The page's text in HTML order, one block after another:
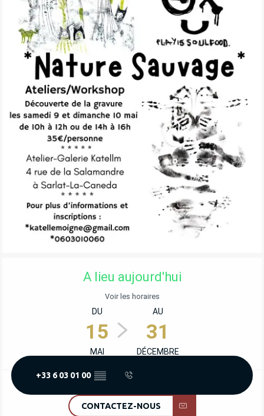
OUVERTURE ET COORDONNÉES
A lieu aujourd'hui
Voir les horaires
DU
15
MAI
AU
31
DÉCEMBRE
+33 6 03 01 00 ▒▒
CONTACTEZ-NOUS